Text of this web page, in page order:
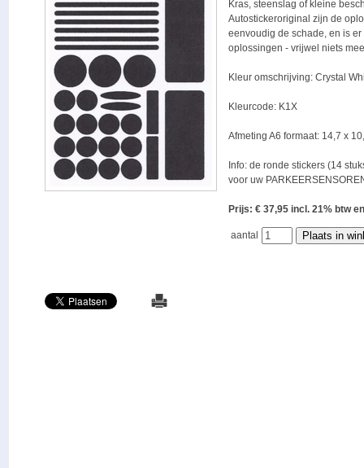
Kras, steenslag of kleine
Autostickeroriginal zijn de
eenvoudig de schade, en is
oplossingen - vrijwel niets
Kleur omschrijving: Crystal
Kleurcode: K1X
Afmeting A6 formaat: 14,7 x
Info: de ronde stickers (14
voor uw
Prijs: € 37,95 incl. 21% btw
aantal